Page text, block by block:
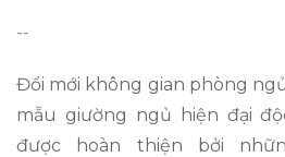
--
Đổi mới không gian phòng
mẫu giường ngủ hiện đại
được hoàn thiện bởi